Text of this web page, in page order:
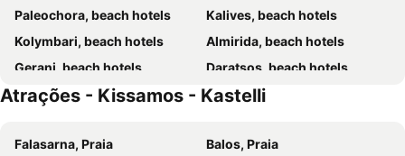
Nereides Hotel
Hotel Peli
Maria Beach Hotel
Hotel Albatros
Hotel Hermes
Adam
Kalami Rooms
Carisa Maleme
Hotel Crystal Bay
ERIA RESORT for people with special abilities
Paleochora, beach hotels
Kalives, beach hotels
Kolymbari, beach hotels
Almirida, beach hotels
Gerani, beach hotels
Daratsos, beach hotels
Kalamaki Chania, beach hotels
Maleme, beach hotels
Stavros, beach hotels
Kamissiana, beach hotels
Atrações - Kissamos - Kastelli
Falasarna, Praia
Balos, Praia